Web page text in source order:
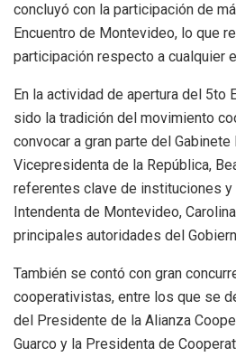
concluyó con la participación de
Encuentro de Montevideo, lo que
participación respecto a cualquier
En la actividad de apertura del 5to
sido la tradición del movimiento
convocar a gran parte del Gabinete
Vicepresidenta de la República,
referentes clave de instituciones y
Intendenta de Montevideo,
principales autoridades del
También se contó con gran
cooperativistas, entre los que se
del Presidente de la Alianza
Guarco y la Presidenta de